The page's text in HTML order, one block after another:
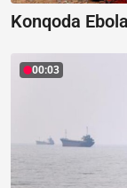
Konqoda
00:03